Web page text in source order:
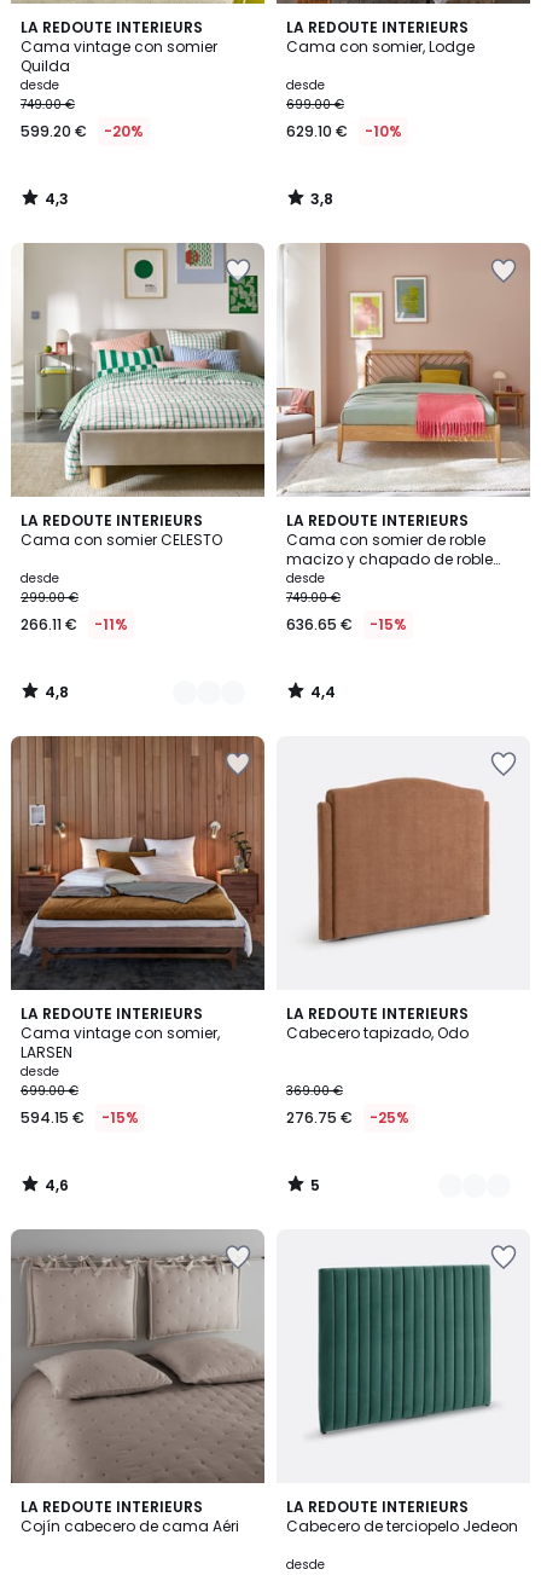
LA REDOUTE INTERIEURS
Cama vintage con somier
Quilda
desde
749.00 €
599.20 € -20%
4,3
/ 5
4,3
/
LA REDOUTE INTERIEURS
Cama con somier, Lodge
desde
699.00 €
629.10 € -10%
3,8
/ 5
3,8
/
LA REDOUTE INTERIEURS
Cama con somier CELESTO
desde
299.00 €
266.11 € -11%
4,8
/ 5
3
Colores
4,8
/
LA REDOUTE INTERIEURS
Cama con somier de roble
macizo y chapado de roble
Anda
desde
749.00 €
636.65 € -15%
4,4
/ 5
4,4
/
LA REDOUTE INTERIEURS
Cama vintage con somier,
LARSEN
desde
699.00 €
594.15 € -15%
4,6
/ 5
4,6
/
LA REDOUTE INTERIEURS
Cabecero tapizado, Odo
369.00 €
276.75 € -25%
5
/
2
Colores
5
/
LA REDOUTE INTERIEURS
Cojín cabecero de cama Aéri
4,6
/ 5
3
Colores
LA REDOUTE INTERIEURS
Cabecero de terciopelo Jedeon
desde
4,8
/ 5
2
Colores